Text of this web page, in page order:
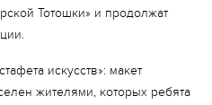
Тотошки» и продолжат
искусств»: макет
жителями, которых ребята